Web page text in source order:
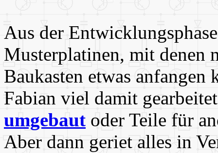
Aus der
Musterplatinen, mit denen
Baukasten etwas
Fabian viel damit
umgebaut oder Teile für
Aber dann geriet alles in